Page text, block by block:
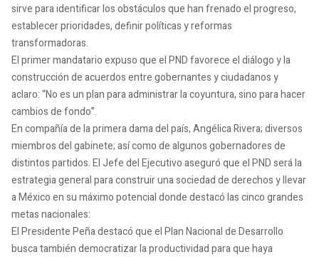
sirve para identificar los obstáculos que han frenado el progreso,
establecer prioridades, definir políticas y reformas
transformadoras.
El primer mandatario expuso que el PND favorece el diálogo y la
construcción de acuerdos entre gobernantes y ciudadanos y
aclaro: “No es un plan para administrar la coyuntura, sino para hacer
cambios de fondo”.
En compañía de la primera dama del país, Angélica Rivera; diversos
miembros del gabinete; así como de algunos gobernadores de
distintos partidos. El Jefe del Ejecutivo aseguró que el PND será la
estrategia general para construir una sociedad de derechos y llevar
a México en su máximo potencial donde destacó las cinco grandes
metas nacionales:
El Presidente Peña destacó que el Plan Nacional de Desarrollo
busca también democratizar la productividad para que haya